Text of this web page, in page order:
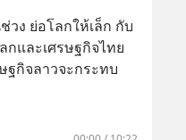
วง ย่อโลกให้เล็ก กับ
กและเศรษฐกิจไทย
ฐกิจลาวจะกระทบ